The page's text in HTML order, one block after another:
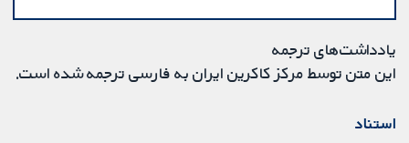
یادداشت‌های ترجمه
این متن توسط مرکز کاکرین ایران به فارسی ترجمه شده است.
استناد